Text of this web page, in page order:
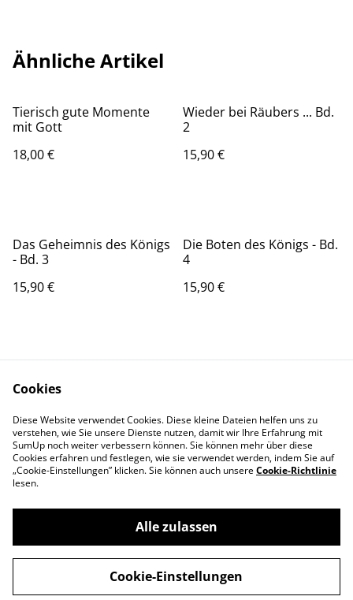
Ähnliche Artikel
Tierisch gute Momente
mit Gott
18,00 €
Wieder bei Räubers ... Bd.
2
15,90 €
Das Geheimnis des Königs
- Bd. 3
15,90 €
Die Boten des Königs - Bd.
4
15,90 €
Kontaktieren Sie uns
Rechtliche
Bestimmungen
Datenschutzbestimm
ungen von SumUp
Cookie-Richtlinie
©2026Hillsong Church Germany Store
powered by
Cookies
Diese Website verwendet Cookies. Diese kleine Dateien helfen uns zu
verstehen, wie Sie unsere Dienste nutzen, damit wir Ihre Erfahrung mit
SumUp noch weiter verbessern können. Sie können mehr über diese
Cookies erfahren und festlegen, wie sie verwendet werden, indem Sie auf
„Cookie-Einstellungen” klicken. Sie können auch unsereCookie-Richtlinie
lesen.
Alle zulassen
Cookie-Einstellungen